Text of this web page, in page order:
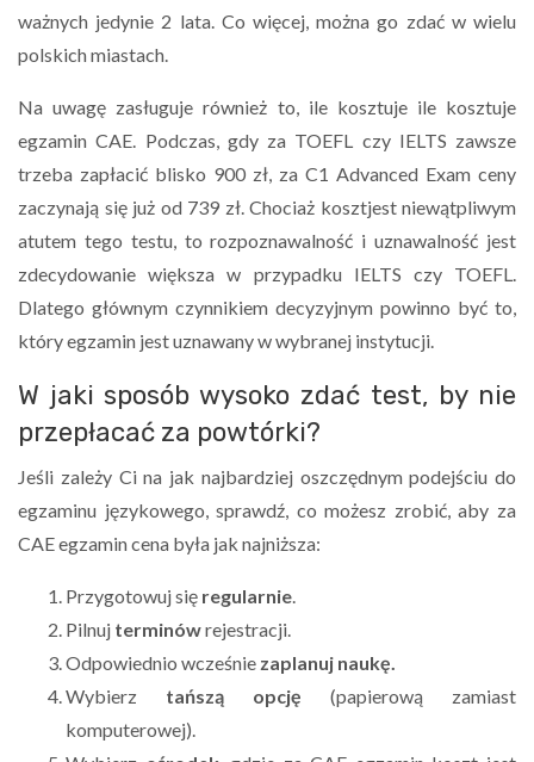
ważnych jedynie 2 lata. Co więcej, można go zdać w wielu
polskich miastach.
Na uwagę zasługuje również to, ile kosztuje ile kosztuje
egzamin CAE. Podczas, gdy za TOEFL czy IELTS zawsze
trzeba zapłacić blisko 900 zł, za C1 Advanced Exam ceny
zaczynają się już od 739 zł. Chociaż kosztjest niewątpliwym
atutem tego testu, to rozpoznawalność i uznawalność jest
zdecydowanie większa w przypadku IELTS czy TOEFL.
Dlatego głównym czynnikiem decyzyjnym powinno być to,
który egzamin jest uznawany w wybranej instytucji.
W jaki sposób wysoko zdać test, by nie
przepłacać za powtórki?
Jeśli zależy Ci na jak najbardziej oszczędnym podejściu do
egzaminu językowego, sprawdź, co możesz zrobić, aby za
CAE egzamin cena była jak najniższa:
Przygotowuj się regularnie.
Pilnuj terminówrejestracji.
Odpowiednio wcześnie zaplanuj naukę.
Wybierz tańszą opcję (papierową zamiast
komputerowej).